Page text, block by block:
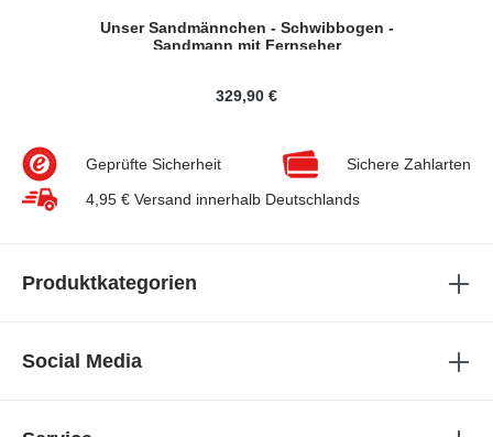
Unser Sandmännchen - Schwibbogen -
Sandmann mit Fernseher
329,90 €
Geprüfte Sicherheit
Sichere Zahlarten
4,95 € Versand innerhalb Deutschlands
Produktkategorien
Social Media